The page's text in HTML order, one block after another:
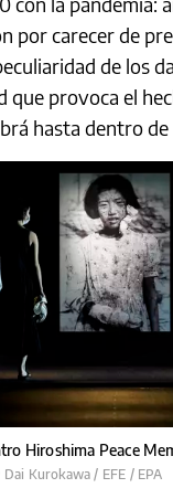
por carecer de
de los
que provoca el
hasta dentro de
Hiroshima Peace
Dai Kurokawa / EFE / EPA